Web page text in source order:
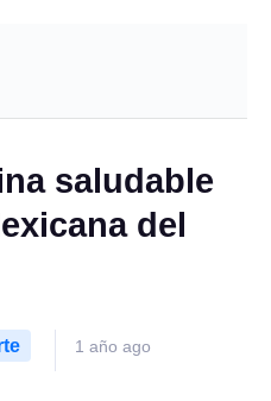
de la Unión Mexicana
saludable
del
1 año ago